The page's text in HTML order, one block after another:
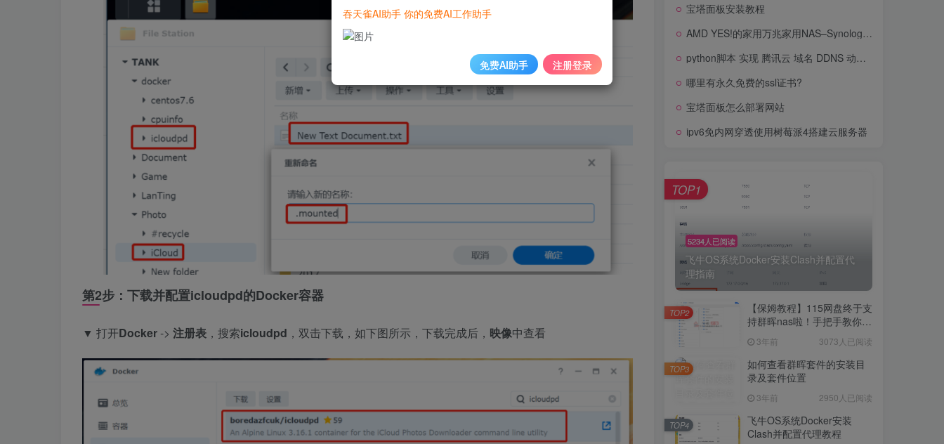
第2步：下载并配置icloudpd的Docker容器
▼ 打开Docker -> 注册表 ，搜索icloudpd ，双击下载，如下图所示，下载完成后， 映像中查看
宝塔面板安装教程
AMD YES!的家用万兆家用NAS–Synology DS1621+
python脚本 实现 腾讯云 域名 DDNS 动态公网ip映射至域名
哪里有永久免费的ssl证书?
宝塔面板怎么部署网站
ipv6免内网穿透使用树莓派4搭建云服务器
5234人已阅读
飞牛OS系统Docker安装Clash并配置代
理指南
TOP1
【保姆教程】115网盘终于支
持群晖nas啦！手把手教你群
盘！3年前 3073人已阅读
TOP2
如何查看群晖套件的安装目
录及套件位置
3年前 2950人已阅读
TOP3
飞牛OS系统Docker安装
Clash并配置代理教程
TOP4
5234人已阅读
飞牛OS系统Docker安装Clash并配置代
理指南
TOP1
【保姆教程】115网盘终于支
持群晖nas啦！手把手教你群
晖NAS-docker安装115网
盘！3年前
如何查看群晖套件的安装目
录及套件位置
3年前 2950人已阅读
吞天雀AI助手 你的免费AI工作助手
免费AI助手 注册登录